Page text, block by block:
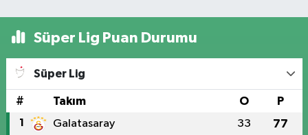
Süper Lig Puan Durumu
Süper Lig
# Takım O P
1 Galatasaray 33 77